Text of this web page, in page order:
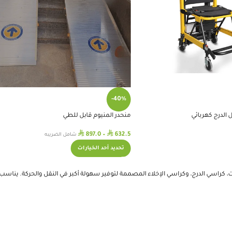
كهربائي
-40%
منحدر المنيوم قابل للطي
⃁ 632.5
–
⃁ 897.0 شامل الضريبه
تحديد أحد الخيارات
الدرج، وكراسي الإخلاء المصممة لتوفير سهولة أكبر في النقل والحركة. يناسب